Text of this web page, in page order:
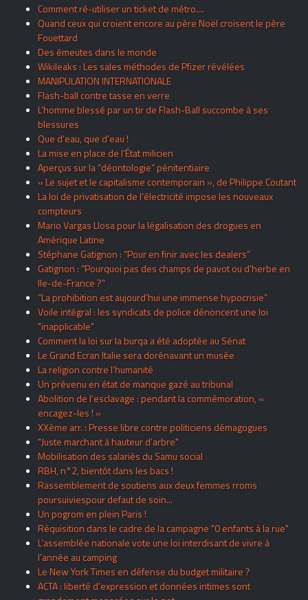
Comment ré-utiliser un ticket de métro....
Quand ceux qui croient encore au père Noël croisent le père
Fouettard
Des émeutes dans le monde
Wikileaks : Les sales méthodes de Pfizer révélées
MANIPULATION INTERNATIONALE
Flash-ball contre tasse en verre
L’homme blessé par un tir de Flash-Ball succombe à ses
blessures
Que d’eau, que d’eau !
La mise en place de l’État milicien
Aperçus sur la “déontologie” pénitentiaire
« Le sujet et le capitalisme contemporain », de Philippe Coutant
La loi de privatisation de l’électricité impose les nouveaux
compteurs
Mario Vargas Llosa pour la légalisation des drogues en
Amérique Latine
Stéphane Gatignon : “Pour en finir avec les dealers”
Gatignon : “Pourquoi pas des champs de pavot ou d’herbe en
Ile-de-France ?”
“La prohibition est aujourd’hui une immense hypocrisie”
Voile intégral : les syndicats de police dénoncent une loi
"inapplicable"
Comment la loi sur la burqa a été adoptée au Sénat
Le Grand Ecran Italie sera dorénavant un musée
La religion contre l’humanité
Un prévenu en état de manque gazé au tribunal
Abolition de l’esclavage : pendant la commémoration, «
encagez-les ! »
XXème arr. : Presse libre contre politiciens démagogues
"Juste marchant à hauteur d’arbre"
Mobilisation des salariés du Samu social
RBH, n°2, bientôt dans les bacs !
Rassemblement de soutiens aux deux femmes rroms
poursuiviespour defaut de soin...
Un pogrom en plein Paris !
Réquisition dans le cadre de la campagne "0 enfants à la rue"
L’assemblée nationale vote une loi interdisant de vivre à
l’année au camping
Le New York Times en défense du budget militaire ?
ACTA : liberté d’expression et données intimes sont